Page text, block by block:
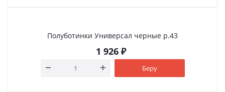
Полуботинки Универсал черные р.43
1 926₽
Беру